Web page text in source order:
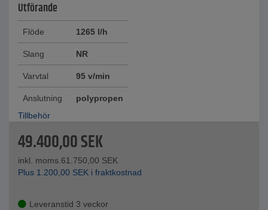
Utförande
Flöde 1265 l/h
Slang NR
Varvtal 95 v/min
Anslutning
polypropen
Tillbehör
49.400,00SEK
inkl. moms.61.750,00 SEK
Plus 1.200,00 SEK i fraktkostnad
Leveranstid 3 veckor